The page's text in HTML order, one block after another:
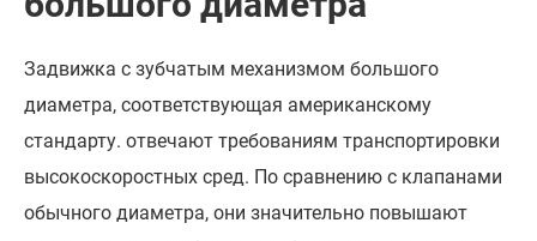
Задвижка с зубчатым механизмом большого
диаметра, соответствующая американскому
стандарту. отвечают требованиям транспортировки
высокоскоростных сред. По сравнению с клапанами
обычного диаметра, они значительно повышают